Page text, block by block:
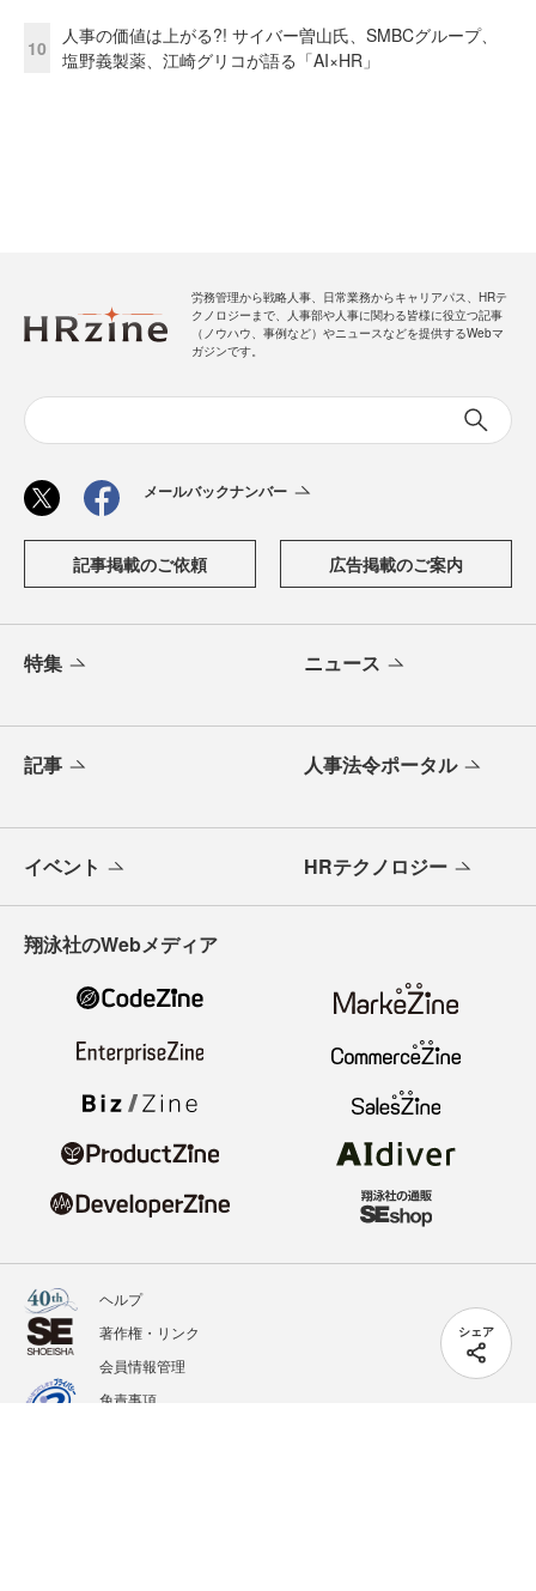
シェア
10
人事の価値は上がる?! サイバー曽山氏、SMBCグループ、
塩野義製薬、江崎グリコが語る「AI×HR」
労務管理から戦略人事、日常業務からキャリアパス、HRテ
クノロジーまで、人事部や人事に関わる皆様に役立つ記事
（ノウハウ、事例など）やニュースなどを提供するWebマ
ガジンです。
メールバックナンバー
記事掲載のご依頼 広告掲載のご案内
特集 ニュース
記事 人事法令ポータル
イベント HRテクノロジー
翔泳社のWebメディア
ヘルプ
著作権・リンク
会員情報管理
免責事項